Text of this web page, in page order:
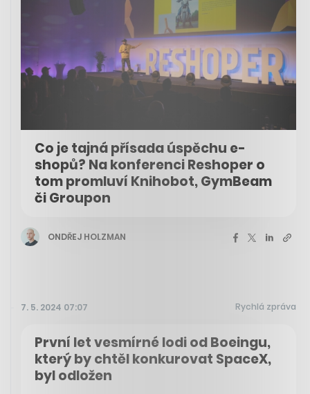
Co je tajná přísada úspěchu e-
shopů? Na konferenci Reshoper o
tom promluví Knihobot, GymBeam
či Groupon
ONDŘEJ HOLZMAN
7. 5. 2024 07:07 Rychlá zpráva
První let vesmírné lodi od Boeingu,
který by chtěl konkurovat SpaceX,
byl odložen